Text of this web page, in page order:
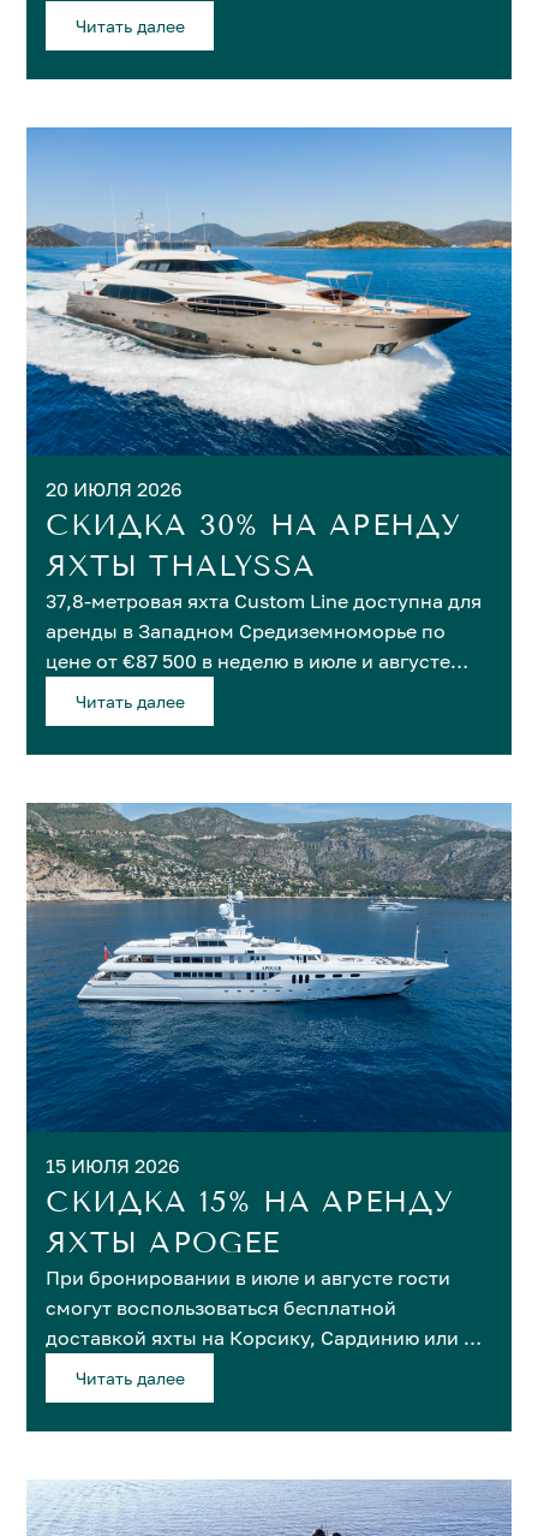
Читать далее
20 ИЮЛЯ 2026
СКИДКА 30% НА АРЕНДУ
ЯХТЫ THALYSSA
37,8-метровая яхта Custom Line доступна для
аренды в Западном Средиземноморье по
цене от €87 500 в неделю в июле и августе
2026 года.
Читать далее
15 ИЮЛЯ 2026
СКИДКА 15% НА АРЕНДУ
ЯХТЫ APOGEE
При бронировании в июле и августе гости
cмогут воспользоваться бесплатной
доставкой яхты на Корсику, Сардинию или в
Неаполь.
Читать далее